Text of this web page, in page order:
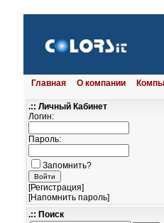
Главная О компании
.:: Личный Кабинет
Логин:
Пароль:
Запомнить?
[Регистрация]
[Напомнить пароль]
.:: Поиск